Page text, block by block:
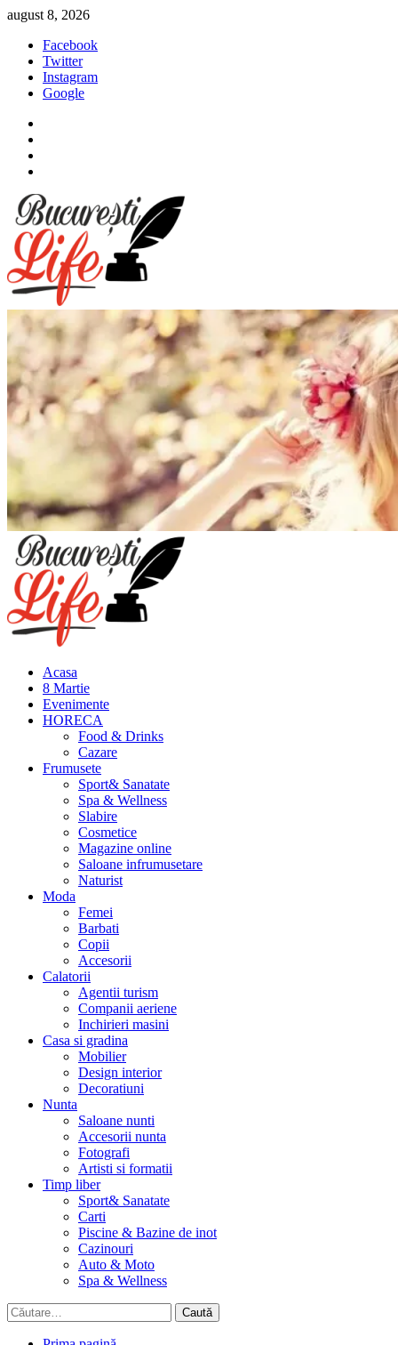
Sari
conținut
august 8, 2026
Facebook
Twitter
Instagram
Google
Meniu
principal
Acasa
8 Martie
Evenimente
HORECA
Food & Drinks
Cazare
Frumusete
Sport& Sanatate
Spa & Wellness
Slabire
Cosmetice
Magazine online
Saloane infrumusetare
Naturist
Moda
Femei
Barbati
Copii
Accesorii
Calatorii
Agentii turism
Companii aeriene
Inchirieri masini
Casa si gradina
Mobilier
Design interior
Decoratiuni
Nunta
Saloane nunti
Accesorii nunta
Fotografi
Artisti si formatii
Timp liber
Sport& Sanatate
Carti
Piscine & Bazine de inot
Cazinouri
Auto & Moto
Spa & Wellness
Caută
după: